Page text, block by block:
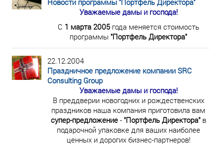
Новости программы "Портфель Директора"
Уважаемые дамы и господа!
С 1 марта 2005года меняется стоимость
программы "Портфель Директора"
22.12.2004
Праздничное предложение компании SRC
Consulting Group
Уважаемые дамы и господа!
В преддверии новогодних и рождественских
праздников наша компания приготовила вам
супер-предложение- "Портфель Директора"в
подарочной упаковке для ваших наиболее
ценных и дорогих бизнес-партнеров!